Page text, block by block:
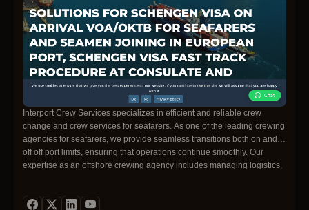
Interport Crew Services specializes in efficient and reliable crew
change and crew services for seafarers. As one of the leading crewing
agencies for seafarers, we provide seamless transitions both on and
off off port limits, ensuring that operations continue smoothly. Our
expertise as an offshore crewing agency includes managing logistics,
seafaring team or need a trusted partner for offshore needs, Interport